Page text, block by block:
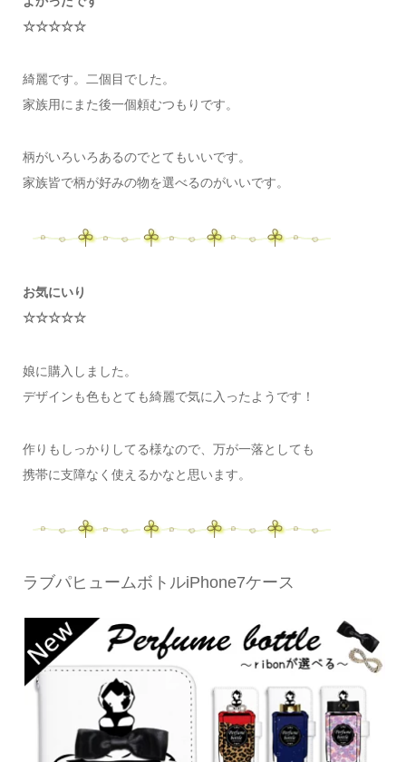
☆☆☆☆☆
綺麗です。二個目でした。
家族用にまた後一個頼むつもりです。
柄がいろいろあるのでとてもいいです。
家族皆で柄が好みの物を選べるのがいいです。
お気にいり
☆☆☆☆☆
娘に購入しました。
デザインも色もとても綺麗で気に入ったようです！
作りもしっかりしてる様なので、万が一落としても
携帯に支障なく使えるかなと思います。
ラブパヒュームボトルiPhone7ケース